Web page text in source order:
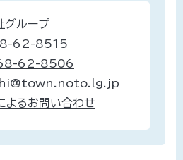
グループ
62-8515
62-8506
よるお問い合わせ